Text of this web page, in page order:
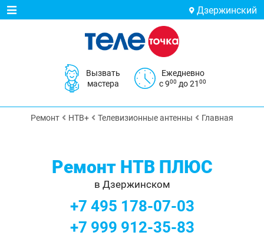
Дзержинский
Вызвать
мастера
Ежедневно
с 900 до 2100
Ремонт НТВ+ Телевизионные антенны Главная
Ремонт НТВ ПЛЮС
в Дзержинском
+7 495 178-07-03
+7 999 912-35-83